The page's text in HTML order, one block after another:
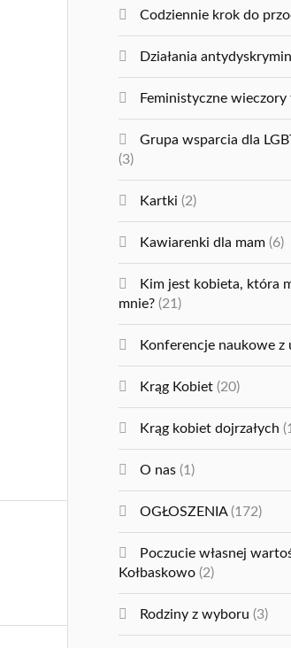
Codziennie krok do
Działania
Feministyczne
Grupa wsparcia dla
(3)
Kartki (2)
Kawiarenki dla mam (6)
Kim jest kobieta, która
mnie? (21)
Konferencje naukowe z
Krąg Kobiet (20)
Krąg kobiet dojrzałych
O nas (1)
OGŁOSZENIA(172)
Poczucie własnej
Kołbaskowo (2)
Rodziny z wyboru (3)